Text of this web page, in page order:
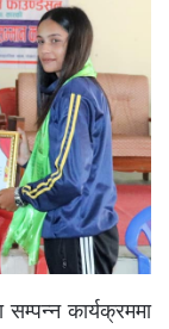
कार्यक्रममा